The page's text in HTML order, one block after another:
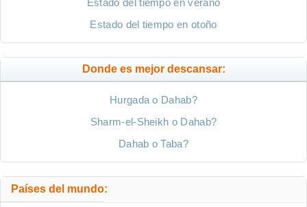
Estado del tiempo en verano
Estado del tiempo en otoño
Donde es mejor descansar:
Hurgada o Dahab?
Sharm-el-Sheikh o Dahab?
Dahab o Taba?
Países del mundo: